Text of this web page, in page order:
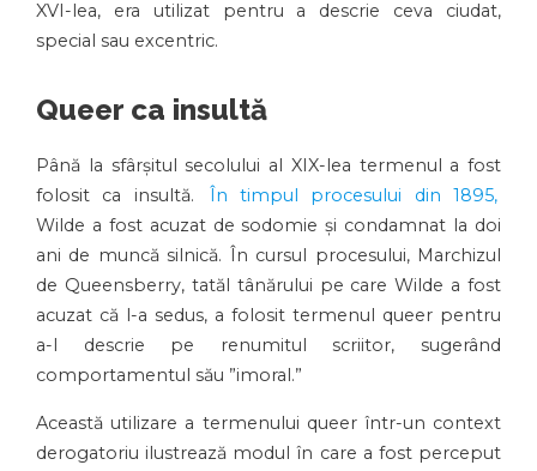
XVI-lea, era utilizat pentru a descrie ceva ciudat,
special sau excentric.
Queer ca insultă
Până la sfârșitul secolului al XIX-lea termenul a fost
folosit ca insultă.
În timpul procesului din 1895,
Wilde a fost acuzat de sodomie și condamnat la doi
ani de muncă silnică. În cursul procesului, Marchizul
de Queensberry, tatăl tânărului pe care Wilde a fost
acuzat că l-a sedus, a folosit termenul queer pentru
a-l descrie pe renumitul scriitor, sugerând
comportamentul său ”imoral.”
Această utilizare a termenului queer într-un context
derogatoriu ilustrează modul în care a fost perceput